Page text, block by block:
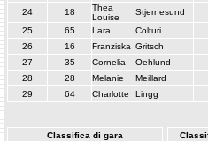
24
18
Thea
Louise
Stjernesund
25
65 Lara
Colturi
26
16 Franziska Gritsch
27
35 Cornelia
Oehlund
28
28 Melanie
Meillard
29
64 Charlotte Lingg
Classifica di gara